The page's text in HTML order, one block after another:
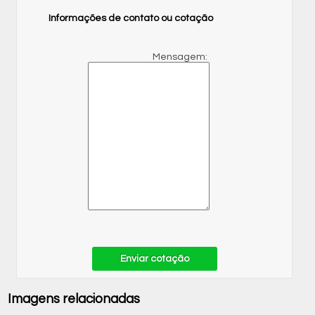
Informações de contato ou cotação
Mensagem:
Enviar cotação
Imagens relacionadas